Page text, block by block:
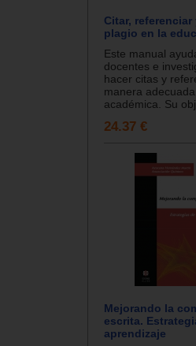
Citar, referenciar
plagio en la
Este manual
docentes e
hacer citas y
manera
académica. Su
24.37 €
Mejorando la
escrita.
aprendizaje